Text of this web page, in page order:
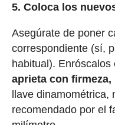
5. Coloca los
Asegúrate de poner
correspondiente (sí,
habitual).
aprieta con firmeza,
llave dinamométrica,
recomendado por el